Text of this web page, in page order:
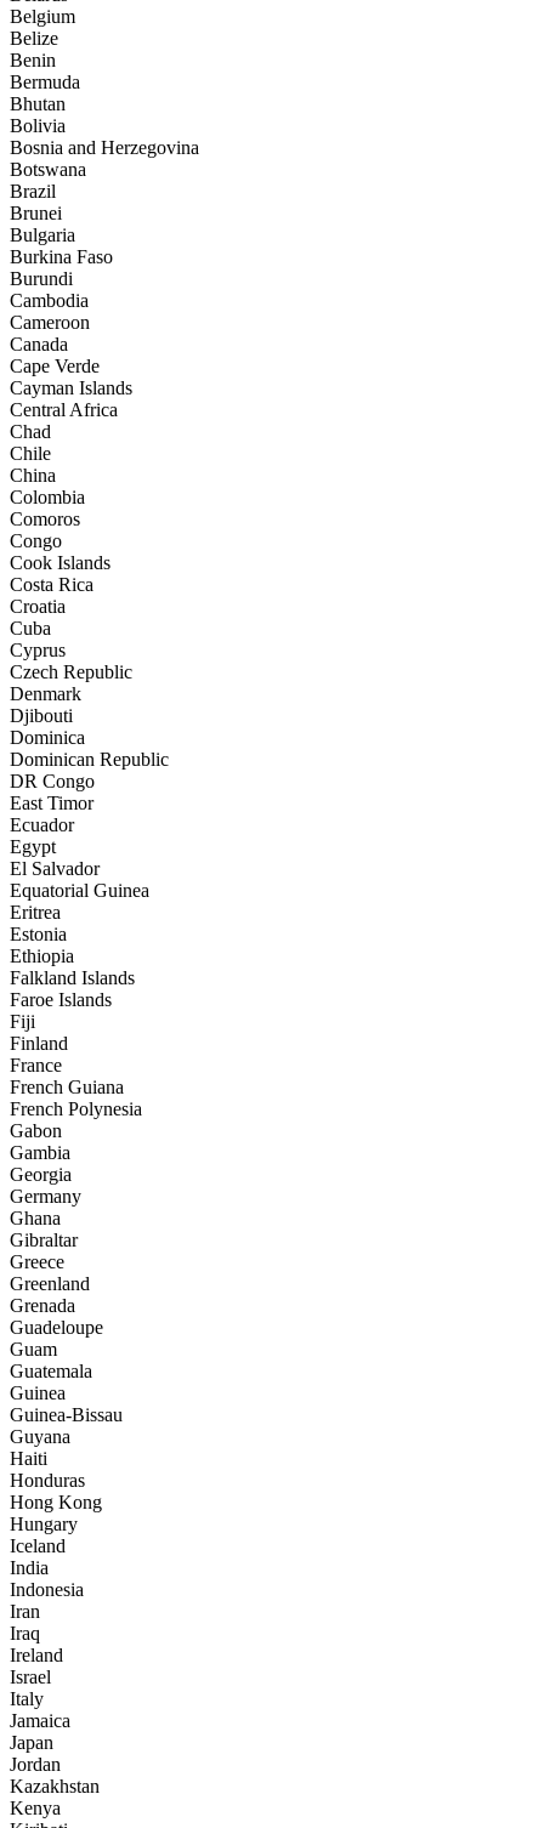
Belgium
Belize
Benin
Bermuda
Bhutan
Bolivia
Bosnia and Herzegovina
Botswana
Brazil
Brunei
Bulgaria
Burkina Faso
Burundi
Cambodia
Cameroon
Canada
Cape Verde
Cayman Islands
Central Africa
Chad
Chile
China
Colombia
Comoros
Congo
Cook Islands
Costa Rica
Croatia
Cuba
Cyprus
Czech Republic
Denmark
Djibouti
Dominica
Dominican Republic
DR Congo
East Timor
Ecuador
Egypt
El Salvador
Equatorial Guinea
Eritrea
Estonia
Ethiopia
Falkland Islands
Faroe Islands
Fiji
Finland
France
French Guiana
French Polynesia
Gabon
Gambia
Georgia
Germany
Ghana
Gibraltar
Greece
Greenland
Grenada
Guadeloupe
Guam
Guatemala
Guinea
Guinea-Bissau
Guyana
Haiti
Honduras
Hong Kong
Hungary
Iceland
India
Indonesia
Iran
Iraq
Ireland
Israel
Italy
Jamaica
Japan
Jordan
Kazakhstan
Kenya